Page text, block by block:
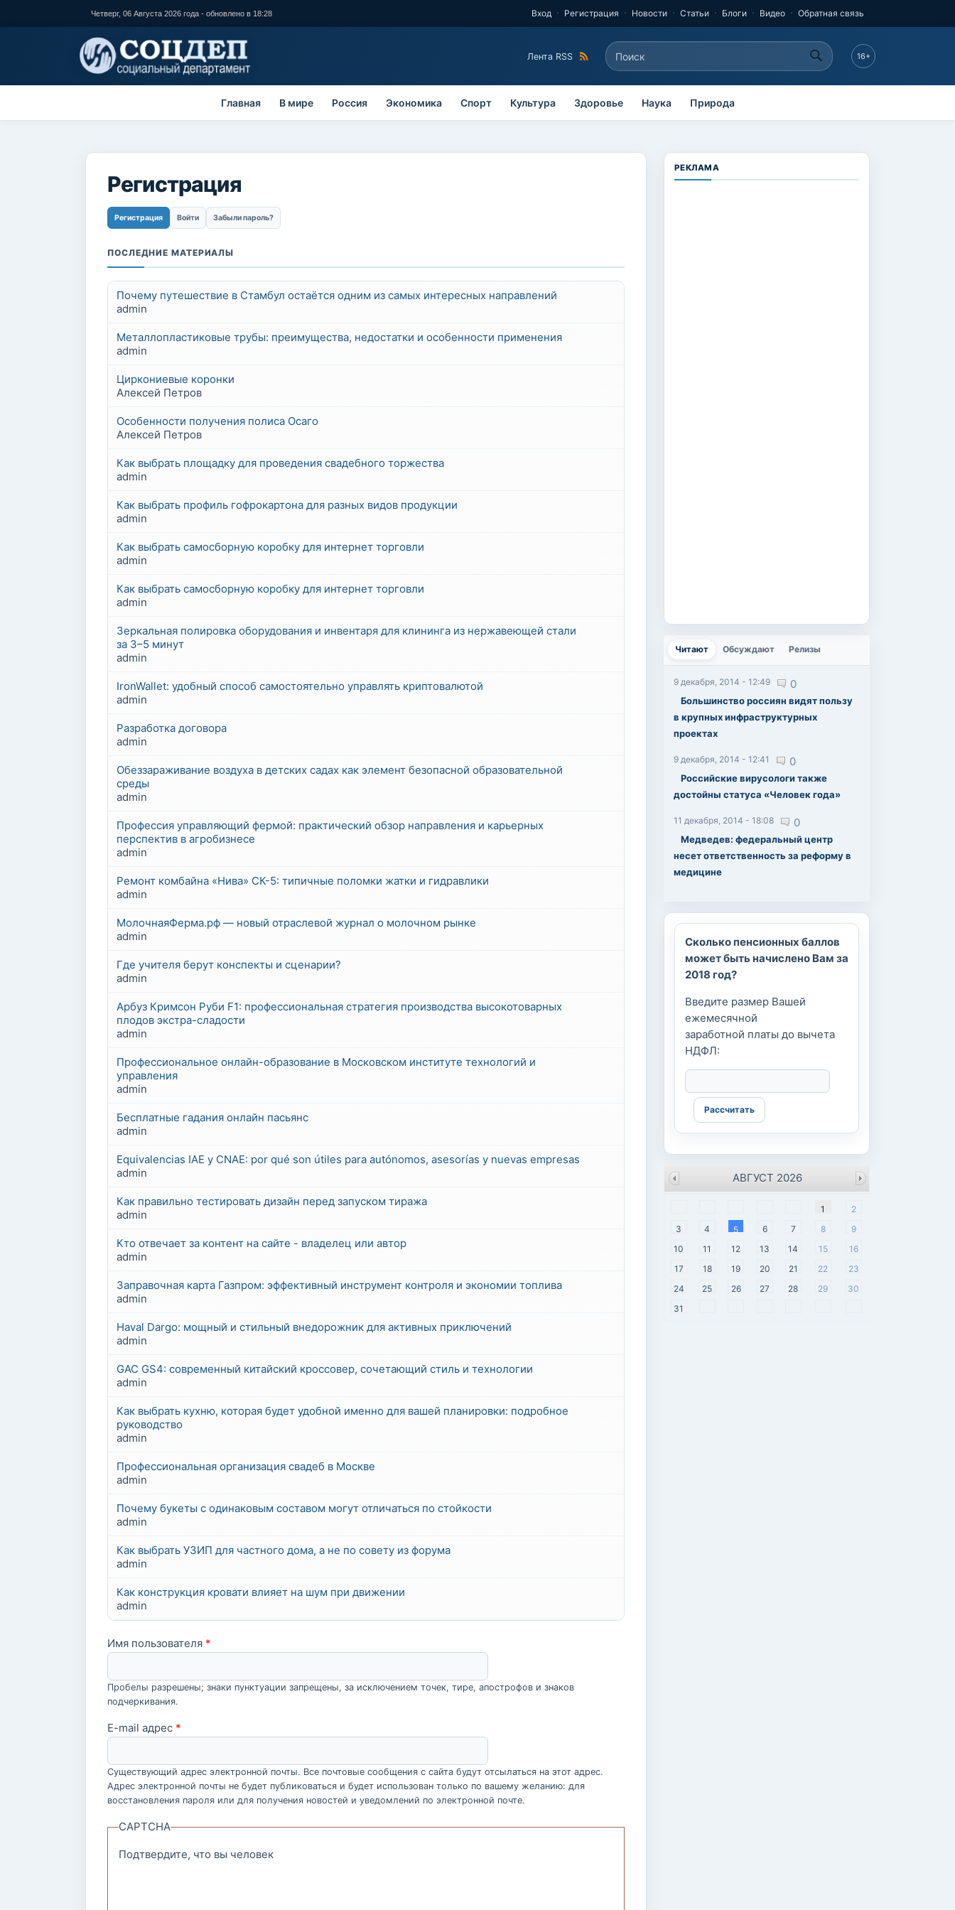
основному
Четверг, 06 Августа 2026 года - обновлено в 18:28 Вход Регистрация Новости Статьи Блоги Видео Обратная связь
Лента RSS Форма поиска
Поиск 16+
Главная В мире Россия Экономика Спорт Культура Здоровье Наука Природа
Регистрация
Главные вкладки
Регистрация
(активная вкладка)Войти Забыли пароль?
ПОСЛЕДНИЕ МАТЕРИАЛЫ
Почему путешествие в Стамбул остаётся одним из самых интересных направлений
admin
Металлопластиковые трубы: преимущества, недостатки и особенности применения
admin
Циркониевые коронки
Алексей Петров
Особенности получения полиса Осаго
Алексей Петров
Как выбрать площадку для проведения свадебного торжества
admin
Как выбрать профиль гофрокартона для разных видов продукции
admin
Как выбрать самосборную коробку для интернет торговли
admin
Как выбрать самосборную коробку для интернет торговли
admin
Зеркальная полировка оборудования и инвентаря для клининга из нержавеющей стали
за 3–5 минут
admin
IronWallet: удобный способ самостоятельно управлять криптовалютой
admin
Разработка договора
admin
Обеззараживание воздуха в детских садах как элемент безопасной образовательной
среды
admin
Профессия управляющий фермой: практический обзор направления и карьерных
перспектив в агробизнесе
admin
Ремонт комбайна «Нива» СК-5: типичные поломки жатки и гидравлики
admin
МолочнаяФерма.рф — новый отраслевой журнал о молочном рынке
admin
Где учителя берут конспекты и сценарии?
admin
Арбуз Кримсон Руби F1: профессиональная стратегия производства высокотоварных
плодов экстра-сладости
admin
Профессиональное онлайн-образование в Московском институте технологий и
управления
admin
Бесплатные гадания онлайн пасьянс
admin
Equivalencias IAE y CNAE: por qué son útiles para autónomos, asesorías y nuevas empresas
admin
Как правильно тестировать дизайн перед запуском тиража
admin
Кто отвечает за контент на сайте - владелец или автор
admin
Заправочная карта Газпром: эффективный инструмент контроля и экономии топлива
admin
Haval Dargo: мощный и стильный внедорожник для активных приключений
admin
GAC GS4: современный китайский кроссовер, сочетающий стиль и технологии
admin
Как выбрать кухню, которая будет удобной именно для вашей планировки: подробное
руководство
admin
Профессиональная организация свадеб в Москве
admin
Почему букеты с одинаковым составом могут отличаться по стойкости
admin
Как выбрать УЗИП для частного дома, а не по совету из форума
admin
Как конструкция кровати влияет на шум при движении
admin
Имя пользователя *
Пробелы разрешены; знаки пунктуации запрещены, за исключением точек, тире, апострофов и знаков
подчеркивания.
E-mail адрес *
Существующий адрес электронной почты. Все почтовые сообщения с сайта будут отсылаться на этот адрес.
Адрес электронной почты не будет публиковаться и будет использован только по вашему желанию: для
восстановления пароля или для получения новостей и уведомлений по электронной почте.
CAPTCHA
Подтвердите, что вы человек
РЕКЛАМА
Читают
(активная вкладка)
Обсуждают Релизы
9 декабря, 2014 - 12:49 0
Большинство россиян видят пользу
в крупных инфраструктурных
проектах
9 декабря, 2014 - 12:41 0
Российские вирусологи также
достойны статуса «Человек года»
11 декабря, 2014 - 18:08 0
Медведев: федеральный центр
несет ответственность за реформу в
медицине
Сколько пенсионных баллов
может быть начислено Вам за
2018 год?
Введите размер Вашей
ежемесячной
заработной платы до вычета
НДФЛ:
1
2
3
4 5 6 7 8
9
10
11 12 13 14 15
16
17
18 19 20 21 22
23
24
25 26 27 28 29
30
31
АВГУСТ 2026